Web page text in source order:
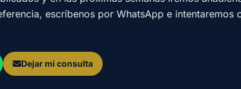
escríbenos por WhatsApp e intentaremos
Dejar mi consulta